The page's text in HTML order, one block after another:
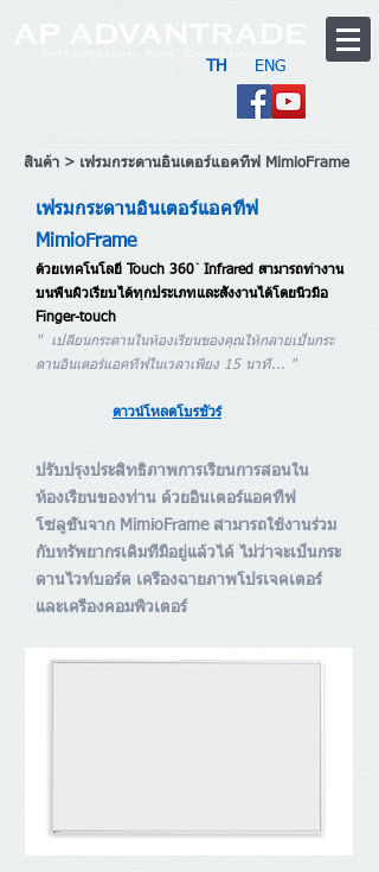
TH ENG
สินค้า > เฟรมกระดานอินเตอร์แอคทีฟ MimioFrame
เฟรมกระดานอินเตอร์แอคทีฟ
MimioFrame
ด้วยเทคโนโลยี Touch 360 ํ Infrared สามารถทำงาน
บนพื้นผิวเรียบได้ทุกประเภทและสั่งงานได้โดยนิ้วมือ
Finger-touch
" เปลี่ยนกระดานในห้องเรียนของคุณให้กลายเป็นกระ
ดานอินเตอร์แอคทีฟในเวลาเพียง 15 นาที... "
ดาวน์โหลดโบรชัวร์
ปรับปรุงประสิทธิภาพการเรียนการสอนใน
ห้องเรียนของท่าน ด้วยอินเตอร์แอคทีฟ
โซลูชั่นจาก MimioFrame สามารถใช้งานร่วม
กับทรัพยากรเดิมที่มีอยู่แล้วได้ ไม่ว่าจะเป็นกระ
ดานไวท์บอร์ด เครื่องฉายภาพโปรเจคเตอร์
และเครื่องคอมพิวเตอร์